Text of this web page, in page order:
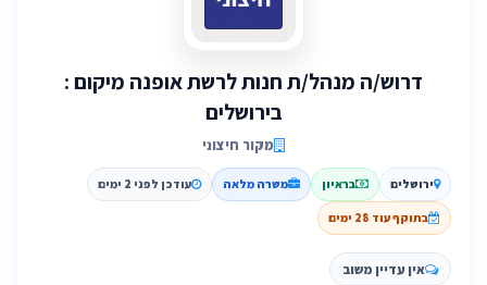
דרוש/ה מנהל/ת חנות לרשת אופנה מיקום :
בירושלים
מקור חיצוני
ירושלים בראיון משרה מלאה עודכן לפני 2 ימים
בתוקף עוד 28 ימים
אין עדיין משוב